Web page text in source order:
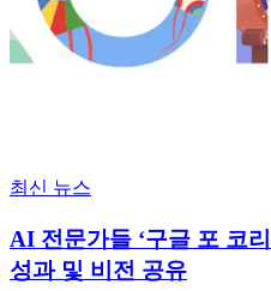
최신 뉴스
AI 전문가들 ‘구글 포 코
성과 및 비전 공유